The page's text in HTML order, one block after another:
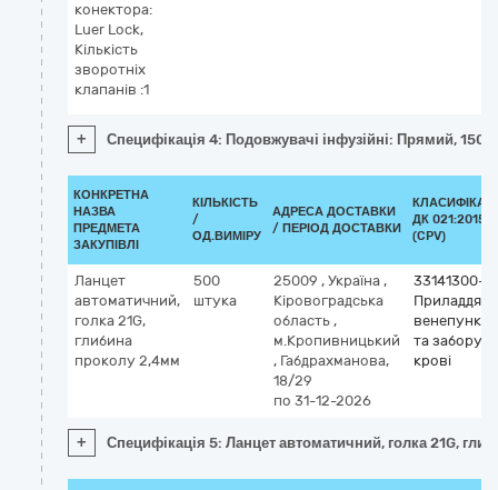
конектора:
Luer Lock,
Кількість
зворотніх
клапанів :1
+ Специфікація 4: Подовжувачі інфузійні: Прямий, 150
КОНКРЕТНА
НАЗВА
ПРЕДМЕТА
ЗАКУПІВЛІ
КІЛЬКІСТЬ
/
ОД.ВИМІРУ
АДРЕСА ДОСТАВКИ
/ ПЕРІОД ДОСТАВКИ
ДК 021:2015
(CPV)
Ланцет
автоматичний,
голка 21G,
глибина
проколу 2,4мм
500
штука
25009 , Україна ,
Кіровоградська
область ,
м.Кропивницький
, Габдрахманова,
18/29
по 31-12-2026
33141300-3
Приладдя
венепункції
та забору
крові
+ Специфікація 5: Ланцет автоматичний, голка 21G,